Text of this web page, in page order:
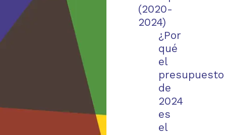
(2020-
2024)
¿Por
qué
el
presupuesto
de
2024
es
el